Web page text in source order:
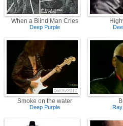
When a Blind Man Cries
Deep Purple
Smoke on the water
06/06/2010
Deep Purple